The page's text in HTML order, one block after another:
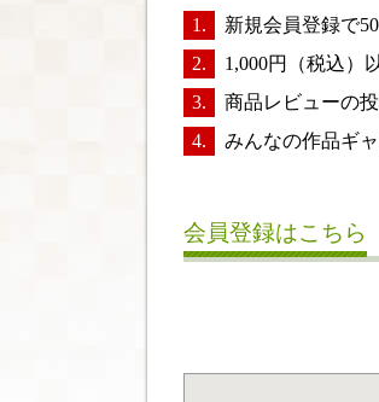
新規会員登録で
1,000円（税込）
商品レビューの
みんなの作品ギ
会員登録はこちら